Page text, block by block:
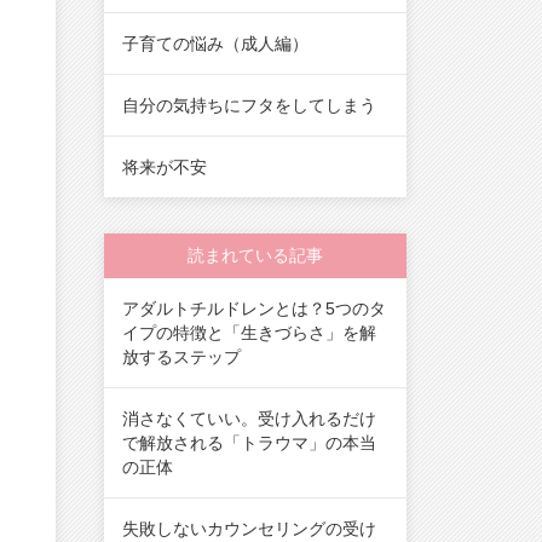
子育ての悩み（成人編）
自分の気持ちにフタをしてしまう
将来が不安
読まれている記事
アダルトチルドレンとは？5つのタ
イプの特徴と「生きづらさ」を解
放するステップ
消さなくていい。受け入れるだけ
で解放される「トラウマ」の本当
の正体
失敗しないカウンセリングの受け